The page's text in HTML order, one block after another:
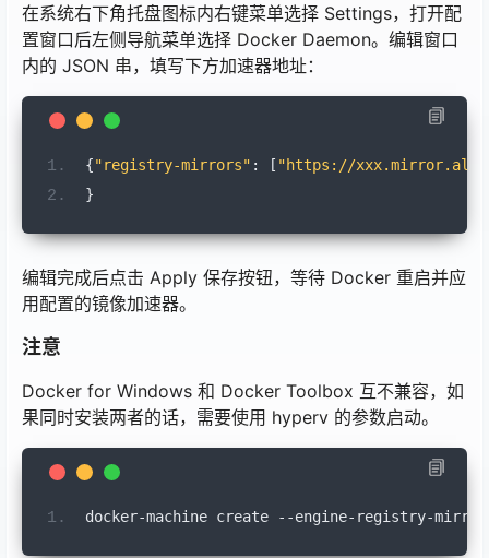
在系统右下角托盘图标内右键菜单选择 Settings，打开配
置窗口后左侧导航菜单选择 Docker Daemon。编辑窗口
内的 JSON 串，填写下方加速器地址：
{"registry-mirrors" : [ "https://
}
编辑完成后点击 Apply 保存按钮，等待 Docker 重启并应
用配置的镜像加速器。
注意
Docker for Windows 和 Docker Toolbox 互不兼容，如
果同时安装两者的话，需要使用 hyperv 的参数启动。
docker-machine create --engine- registry-mirror